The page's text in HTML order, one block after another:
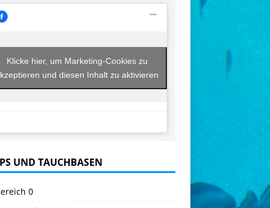
Klicke hier, um Marketing-Cookies zu
und diesen Inhalt zu aktivieren
UND TAUCHBASEN
0